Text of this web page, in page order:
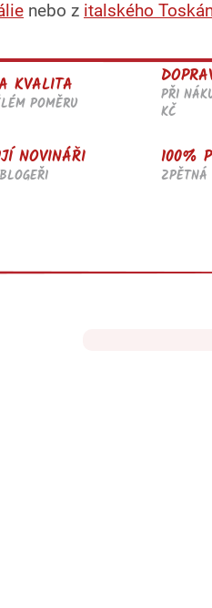
nebo z italského
KVALITA
POMĚRU
PŘI
KČ
NOVINÁŘI 100%